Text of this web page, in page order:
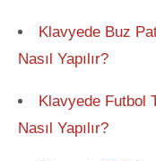
Klavyede Buz
Nasıl Yapılır?
Klavyede Futbol
Nasıl Yapılır?